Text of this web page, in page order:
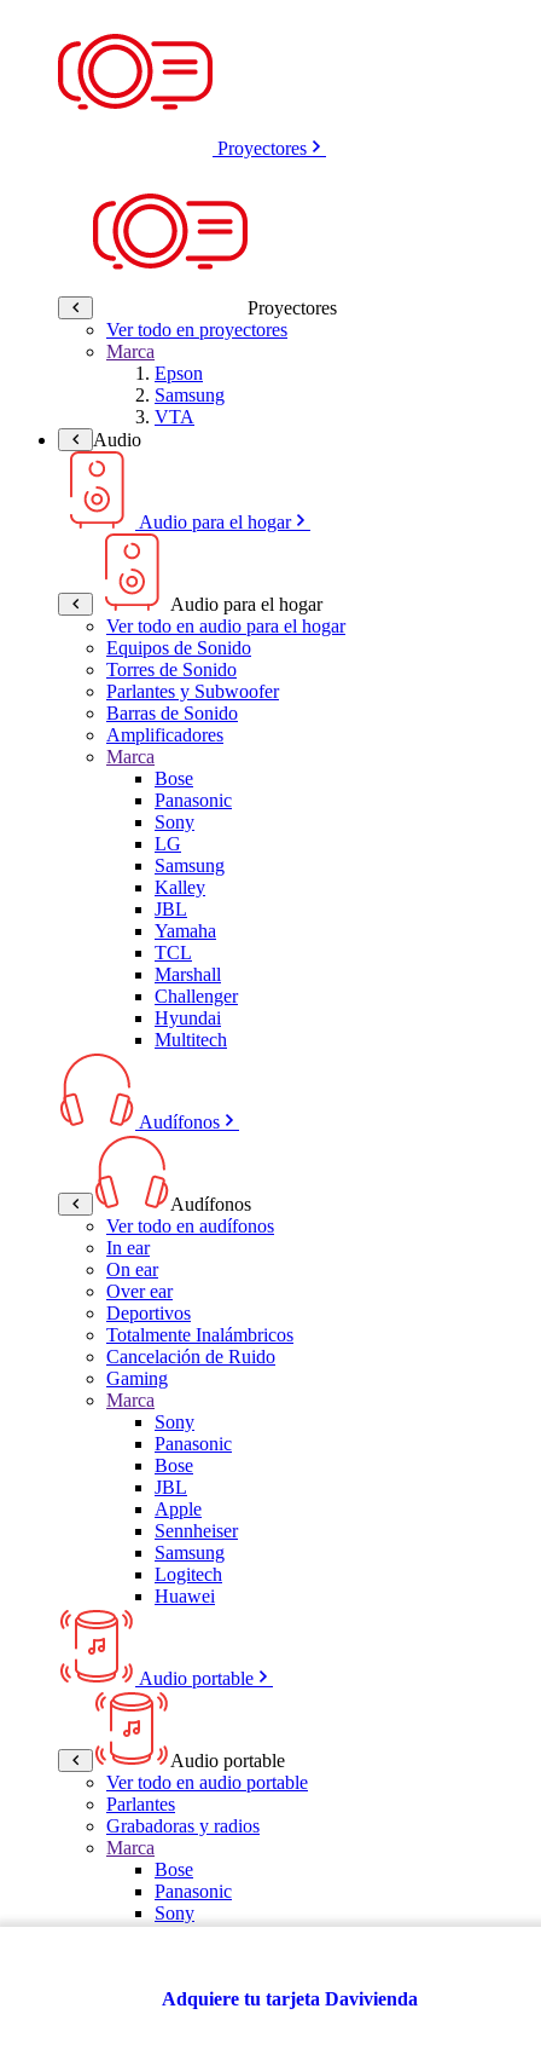
Proyectores
Proyectores
Ver todo en proyectores
Marca
Epson
Samsung
VTA
Audio
Audio para el hogar
Audio para el hogar
Ver todo en audio para el hogar
Equipos de Sonido
Torres de Sonido
Parlantes y Subwoofer
Barras de Sonido
Amplificadores
Marca
Bose
Panasonic
Sony
LG
Samsung
Kalley
JBL
Yamaha
TCL
Marshall
Challenger
Hyundai
Multitech
Audífonos
Audífonos
Ver todo en audífonos
In ear
On ear
Over ear
Deportivos
Totalmente Inalámbricos
Cancelación de Ruido
Gaming
Marca
Sony
Panasonic
Bose
JBL
Apple
Sennheiser
Samsung
Logitech
Huawei
Audio portable
Audio portable
Ver todo en audio portable
Parlantes
Grabadoras y radios
Marca
Bose
Panasonic
Sony
Multitech
Adquiere tu tarjeta Davivienda